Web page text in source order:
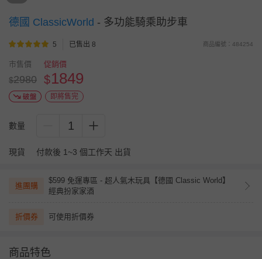
德國 ClassicWorld - 多功能騎乘助步車
5 已售出 8 商品編號：484254
市售價
$2980
促銷價
$1849
即將售完
數量 1
現貨 付款後 1~3 個工作天 出貨
進團購
$599 免運專區 - 超人氣木玩具【德國 Classic World】
經典扮家家酒
折價券 可使用折價券
商品特色